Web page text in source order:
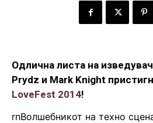
Одлична листа на
Prydz и Mark Knight
LoveFest 2014!
rnВолшебникот на техно